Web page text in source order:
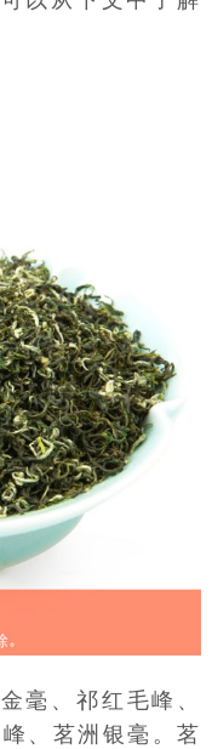
毫 、 祁红毛峰 、
、茗洲银毫。茗